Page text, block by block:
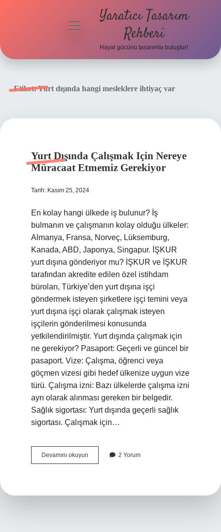
Politikası
menüyü
Yaratıcı Tasarım
Rehberi
Hayal gücünü tasarımla buluştur!
Etiket:Yurt dışında hangi mesleklere ihtiyaç var
Yurt Dışında Çalışmak Için Nereye
Müracaat Etmemiz Gerekiyor
Tarih: Kasım 25, 2024
En kolay hangi ülkede iş bulunur? İş
bulmanın ve çalışmanın kolay olduğu ülkeler:
Almanya, Fransa, Norveç, Lüksemburg,
Kanada, ABD, Japonya, Singapur. İŞKUR
yurt dışına gönderiyor mu? İŞKUR ve İŞKUR
tarafından akredite edilen özel istihdam
büroları, Türkiye’den yurt dışına işçi
göndermek isteyen şirketlere işçi temini veya
yurt dışına işçi olarak çalışmak isteyen
işçilerin gönderilmesi konusunda
yetkilendirilmiştir. Yurt dışında çalışmak için
ne gerekiyor? Pasaport: Geçerli ve güncel bir
pasaport. Vize: Çalışma, öğrenci veya
göçmen vizesi gibi hedef ülkenize uygun vize
türü. Çalışma izni: Bazı ülkelerde çalışma izni
ayrı olarak alınması gereken bir belgedir.
Sağlık sigortası: Yurt dışında geçerli sağlık
sigortası. Çalışmak için…
Devamını okuyun
Dışında
2 Yorum